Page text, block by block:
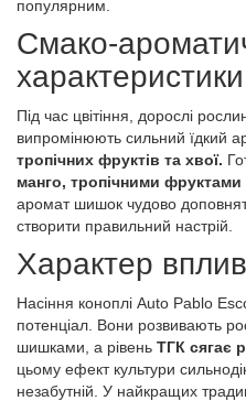
популярним.
Смако-
характеристики
Під час цвітіння, дорослі
випромінюють сильний їдкий
тропічних фруктів та хвої.
манго, тропічними
аромат шишок чудово
створити правильний настрій.
Характер
Насіння коноплі Auto Pablo
потенціал. Вони розвивають
шишками, а рівень ТГК сягає
цьому ефект культури
незабутній. У найкращих